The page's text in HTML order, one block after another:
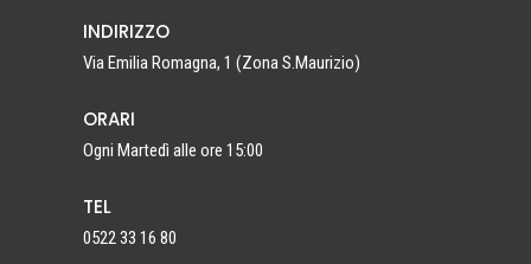
INDIRIZZO
Via Emilia Romagna, 1 (Zona S.Maurizio)
ORARI
Ogni Martedì alle ore 15:00
TEL
0522 33 16 80